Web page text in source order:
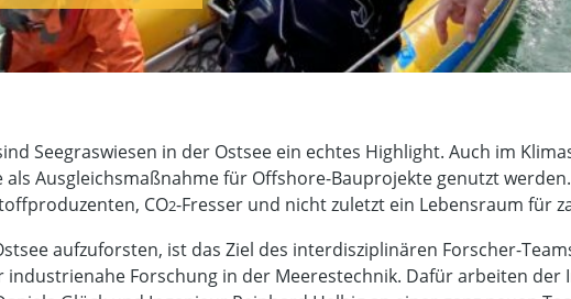
Seegraswiesen in der Ostsee ein echtes Highlight. Auch im
als Ausgleichsmaßnahme für Offshore-Bauprojekte genutzt
CO2-Fresser und nicht zuletzt ein Lebensraum für
aufzuforsten, ist das Ziel des interdisziplinären Forscher-
Forschung in der Meerestechnik. Dafür arbeiten der